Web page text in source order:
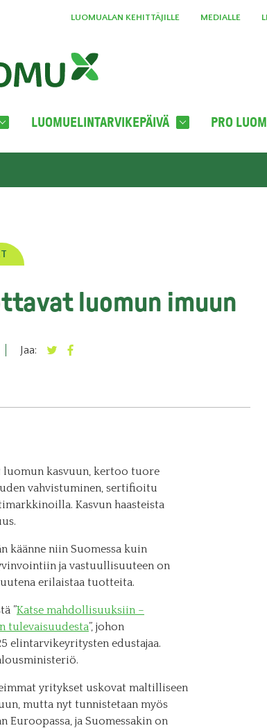
LUOMUALAN KEHITTÄJILLE MEDIALLE
LUOMUELINTARVIKEPÄIVÄ PRO
luomun imuun
Jaa:
kasvuun, kertoo tuore
vahvistuminen, sertifioitu
Kasvun haasteista
käänne niin Suomessa kuin
ja vastuullisuuteen on
erilaistaa tuotteita.
”Katse mahdollisuuksiin –
tulevaisuudesta”, johon
elintarvikeyritysten edustajaa.
yritykset uskovat maltilliseen
mutta nyt tunnistetaan myös
ja Suomessakin on